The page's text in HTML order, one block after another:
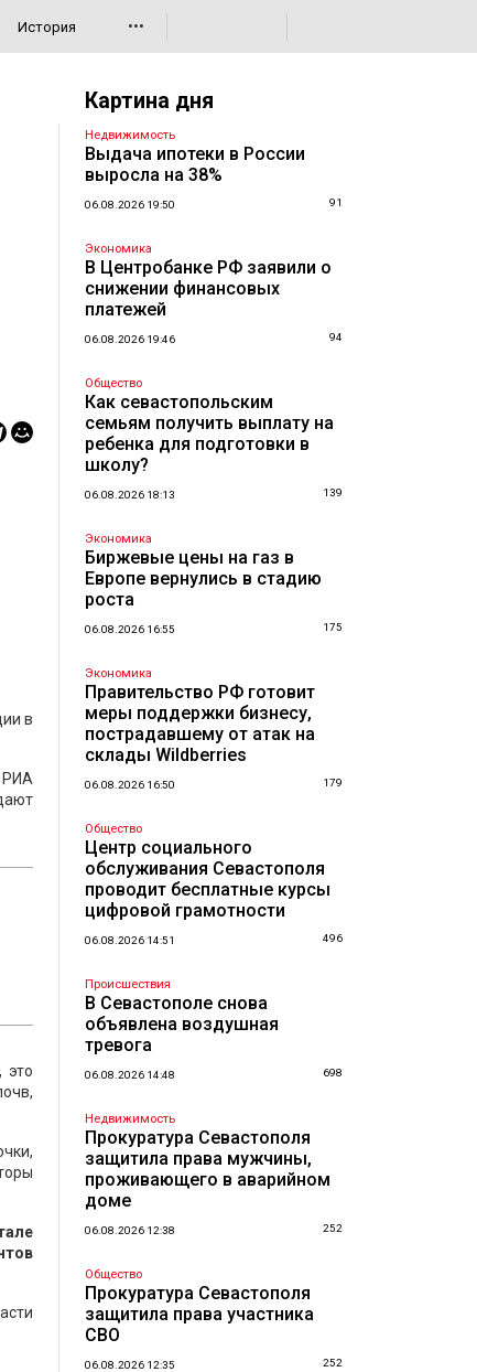
История •••
в
РИА
это
Картина дня
Недвижимость
Выдача ипотеки в России
выросла на 38%
06.08.2026 19:50 91
Экономика
В Центробанке РФ заявили о
снижении финансовых
платежей
06.08.2026 19:46 94
Общество
Как севастопольским
семьям получить выплату на
ребенка для подготовки в
школу?
06.08.2026 18:13 139
Экономика
Биржевые цены на газ в
Европе вернулись в стадию
роста
06.08.2026 16:55 175
Экономика
Правительство РФ готовит
меры поддержки бизнесу,
пострадавшему от атак на
склады Wildberries
06.08.2026 16:50 179
Общество
Центр социального
обслуживания Севастополя
проводит бесплатные курсы
цифровой грамотности
06.08.2026 14:51 496
Происшествия
В Севастополе снова
объявлена воздушная
тревога
06.08.2026 14:48 698
Недвижимость
Прокуратура Севастополя
защитила права мужчины,
проживающего в аварийном
доме
06.08.2026 12:38 252
Общество
Прокуратура Севастополя
защитила права участника
СВО
06.08.2026 12:35 252